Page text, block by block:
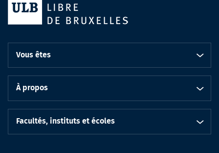
Vous êtes
À propos
Facultés, instituts et écoles